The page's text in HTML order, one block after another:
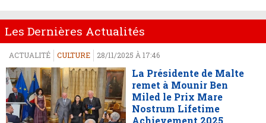
Les Dernières Actualités
ACTUALITÉ CULTURE 28/11/2025 À 17:46
La Présidente de Malte
remet à Mounir Ben
Miled le Prix Mare
Nostrum Lifetime
Achievement 2025